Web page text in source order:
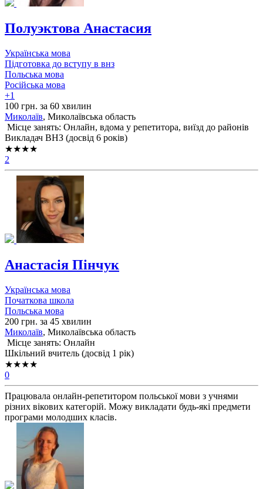
Полуэктова Анастасия
Українська мова
Підготовка до вступу в внз
Польська мова
Російська мова
+1
100 грн. за 60 хвилин
Миколаїв, Миколаївська область
Місце занять: Онлайн, вдома у репетитора, виїзд до районів
Викладач ВНЗ (досвід 6 років)
★★★★
2
Анастасія Пінчук
Українська мова
Початкова школа
Польська мова
200 грн. за 45 хвилин
Миколаїв, Миколаївська область
Місце занять: Онлайн
Шкільний вчитель (досвід 1 рік)
★★★★
0
Працювала онлайн-репетитором польської мови з учнями
різних вікових категорій. Можу викладати будь-які предмети
програми молодших класів.